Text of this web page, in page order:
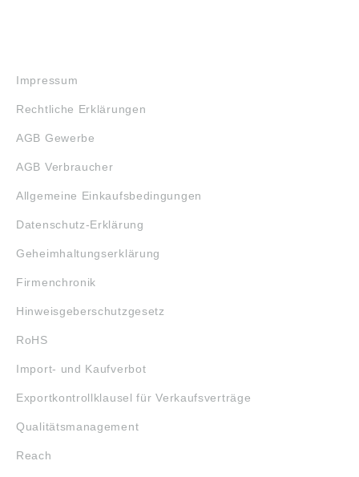
Impressum
Rechtliche Erklärungen
AGB Gewerbe
AGB Verbraucher
Allgemeine Einkaufsbedingungen
Datenschutz-Erklärung
Geheimhaltungserklärung
Firmenchronik
Hinweisgeberschutzgesetz
RoHS
Import- und Kaufverbot
Exportkontrollklausel für Verkaufsverträge
Qualitätsmanagement
Reach